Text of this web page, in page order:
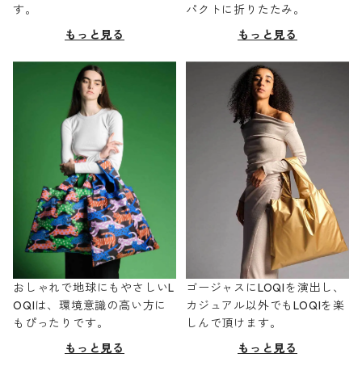
す。
もっと見る
パクトに折りたたみ。
もっと見る
おしゃれで地球にもやさしいL
OQIは、環境意識の高い方に
もぴったりです。
もっと見る
ゴージャスにLOQIを演出し、
カジュアル以外でもLOQIを楽
しんで頂けます。
もっと見る